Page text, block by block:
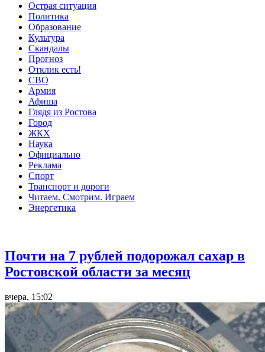
Острая ситуация
Политика
Образование
Культура
Скандалы
Прогноз
Отклик есть!
СВО
Армия
Афиша
Глядя из Ростова
Город
ЖКХ
Наука
Официально
Реклама
Спорт
Транспорт и дороги
Читаем. Смотрим. Играем
Энергетика
Почти на 7 рублей подорожал сахар в
Ростовской области за месяц
вчера, 15:02